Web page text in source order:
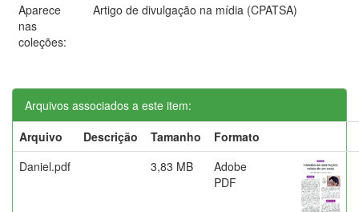
Aparece
nas
coleções:
Artigo de divulgação na mídia (CPATSA)
Arquivos associados a este item:
Arquivo
Descrição Tamanho
Formato
Daniel.pdf
3,83 MB
Adobe
PDF